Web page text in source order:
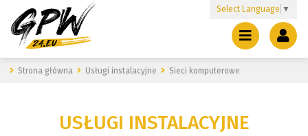
Select Language ▼
Strona główna Usługi instalacyjne Sieci komputerowe
USŁUGI INSTALACYJNE